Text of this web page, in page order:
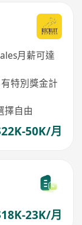
月薪可達
特別獎金計
擇自由
50K/月
23K/月